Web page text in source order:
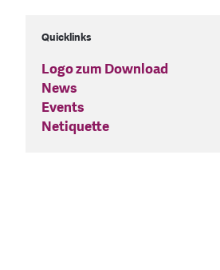
Quicklinks
Logo zum Download
News
Events
Netiquette